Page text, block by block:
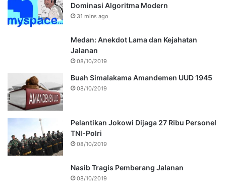
Dominasi Algoritma Modern
31 mins ago
Medan: Anekdot Lama dan Kejahatan
Jalanan
08/10/2019
Buah Simalakama Amandemen UUD 1945
08/10/2019
Pelantikan Jokowi Dijaga 27 Ribu Personel
TNI-Polri
08/10/2019
Nasib Tragis Pemberang Jalanan
08/10/2019